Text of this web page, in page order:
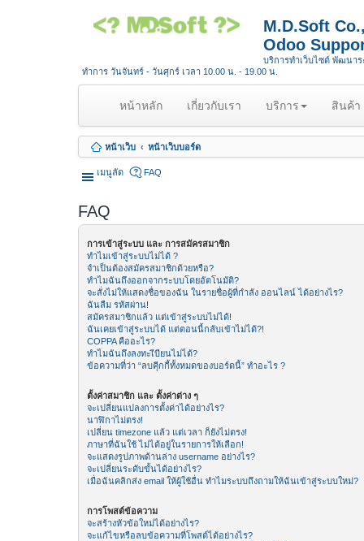
M.D.Soft
Odoo
บริการทำเว็บไซต์ พัฒนาร
ทำการ วันจันทร์ - วันศุกร์ เวลา 10.00 น. - 19.00 น.
หน้าหลัก(
u
r
เกี่ยวกับเรา บริการ สินค้า
หน้าเว็บ หน้าเว็บบอร์ด
เมนูลัด FAQ
FAQ
การเข้าสู่ระบบ และ การสมัครสมาชิก
ทำไมเข้าสู่ระบบไม่ได้ ?
จำเป็นต้องสมัครสมาชิกด้วยหรือ?
ทำไมฉันถึงออกจากระบบโดยอัตโนมัติ?
จะสั่งไม่ให้แสดงชื่อของฉัน ในรายชื่อผู้ที่กำลัง ออนไลน์ ได้อย่างไร?
ฉันลืม รหัสผ่าน!
สมัครสมาชิกแล้ว แต่เข้าสู่ระบบไม่ได้!
ฉันเคยเข้าสู่ระบบได้ แต่ตอนนี้กลับเข้าไม่ได้?!
COPPA คืออะไร?
ทำไมฉันถึงลงทะเีบียนไม่ได้?
ข้อความที่ว่า “ลบคุีกกี้ทั้งหมดของบอร์ดนี้” ทำอะไร ?
ตั้งค่าสมาชิก และ ตั้งค่าต่าง ๆ
จะเปลี่ยนแปลงการตั้งค่าได้อย่างไร?
นาฬิกาไม่ตรง!
เปลี่ยน timezone แล้ว แต่เวลา ก็ยังไม่ตรง!
ภาษาที่ฉันใช้ ไม่ได้อยู่ในรายการให้เลือก!
จะแสดงรูปภาพด้านล่าง username อย่างไร?
จะเปลี่ยนระดับขั้นได้อย่างไร?
เมื่อฉันคลิกส่ง email ให้ผู้ใช้อื่น ทำไมระบบถึงถามให้ฉันเข้าสู่ระบบใหม่?
การโพสต์ข้อความ
จะสร้างหัวข้อใหม่ได้อย่างไร?
จะแก้ไขหรือลบข้อความที่โพสต์ได้อย่างไร?